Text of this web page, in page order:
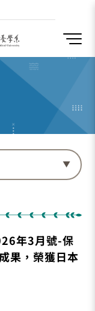
年3月號-保
果，榮獲日本